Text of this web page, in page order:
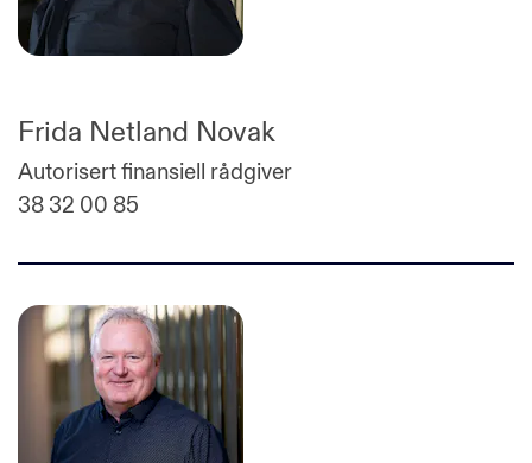
Frida Netland Novak
Autorisert finansiell rådgiver
38 32 00 85